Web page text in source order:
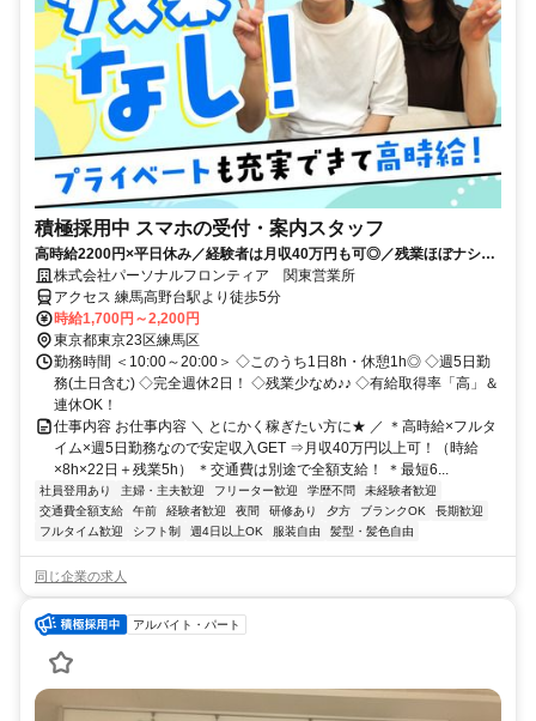
積極採用中 スマホの受付・案内スタッフ
高時給2200円×平日休み／経験者は月収40万円も可◎／残業ほぼナシ♪
希望休もOK！
株式会社パーソナルフロンティア 関東営業所
アクセス 練馬高野台駅より徒歩5分
時給1,700円～2,200円
東京都東京23区練馬区
勤務時間 ＜10:00～20:00＞ ◇このうち1日8h・休憩1h◎ ◇週5日勤
務(土日含む) ◇完全週休2日！ ◇残業少なめ♪♪ ◇有給取得率「高」＆
連休OK！
仕事内容 お仕事内容 ＼ とにかく稼ぎたい方に★ ／ ＊高時給×フルタ
イム×週5日勤務なので安定収入GET ⇒月収40万円以上可！（時給
×8h×22日＋残業5h） ＊交通費は別途で全額支給！ ＊最短6...
社員登用あり 主婦・主夫歓迎 フリーター歓迎 学歴不問
未経験者歓迎
交通費全額支給
午前 経験者歓迎 夜間 研修あり 夕方 ブランクOK
長期歓迎
フルタイム歓迎
シフト制 週4日以上OK 服装自由 髪型・髪色自由
同じ企業の求人
アルバイト・パート